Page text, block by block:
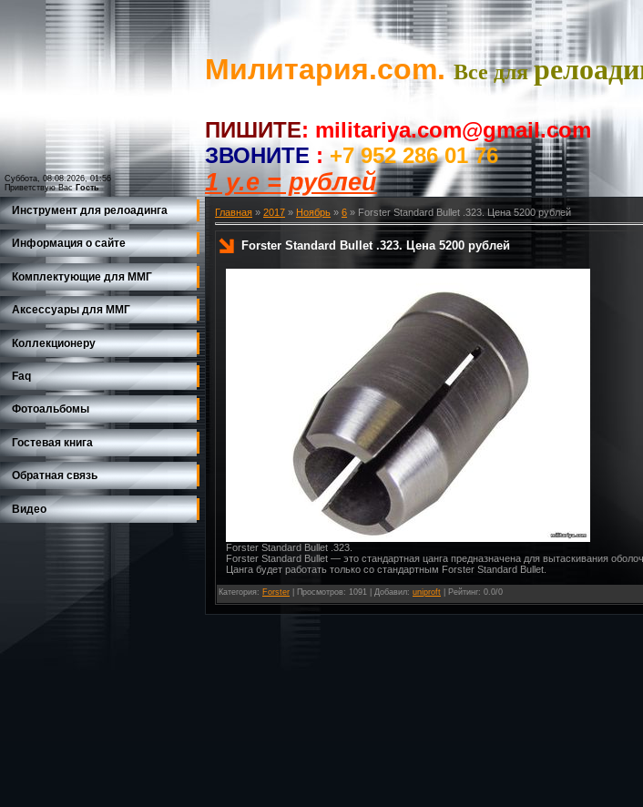
Суббота, 08.08.2026, 01:56
Приветствую Вас Гость
Милитария.com.Все для
ПИШИТЕ: militariya.com@gmail.com
ЗВОНИТЕ : +7 952 286 01 76
1 у.е = рублей
Инструмент для релоадинга
Информация о сайте
Комплектующие для ММГ
Аксессуары для ММГ
Коллекционеру
Faq
Фотоальбомы
Гостевая книга
Обратная связь
Видео
Главная » 2017 » Ноябрь » 6 » Forster Standard Bullet .323. Цена 5200 рублей
Forster Standard Bullet .323. Цена 5200 рублей
Forster Standard Bullet .323.
Forster Standard Bullet — это стандартная цанга предназначена для вытаскивания
Цанга будет работать только со стандартным Forster Standard Bullet.
Категория: Forster Просмотров: 1091 | Добавил: uniproft Рейтинг: 0.0/0